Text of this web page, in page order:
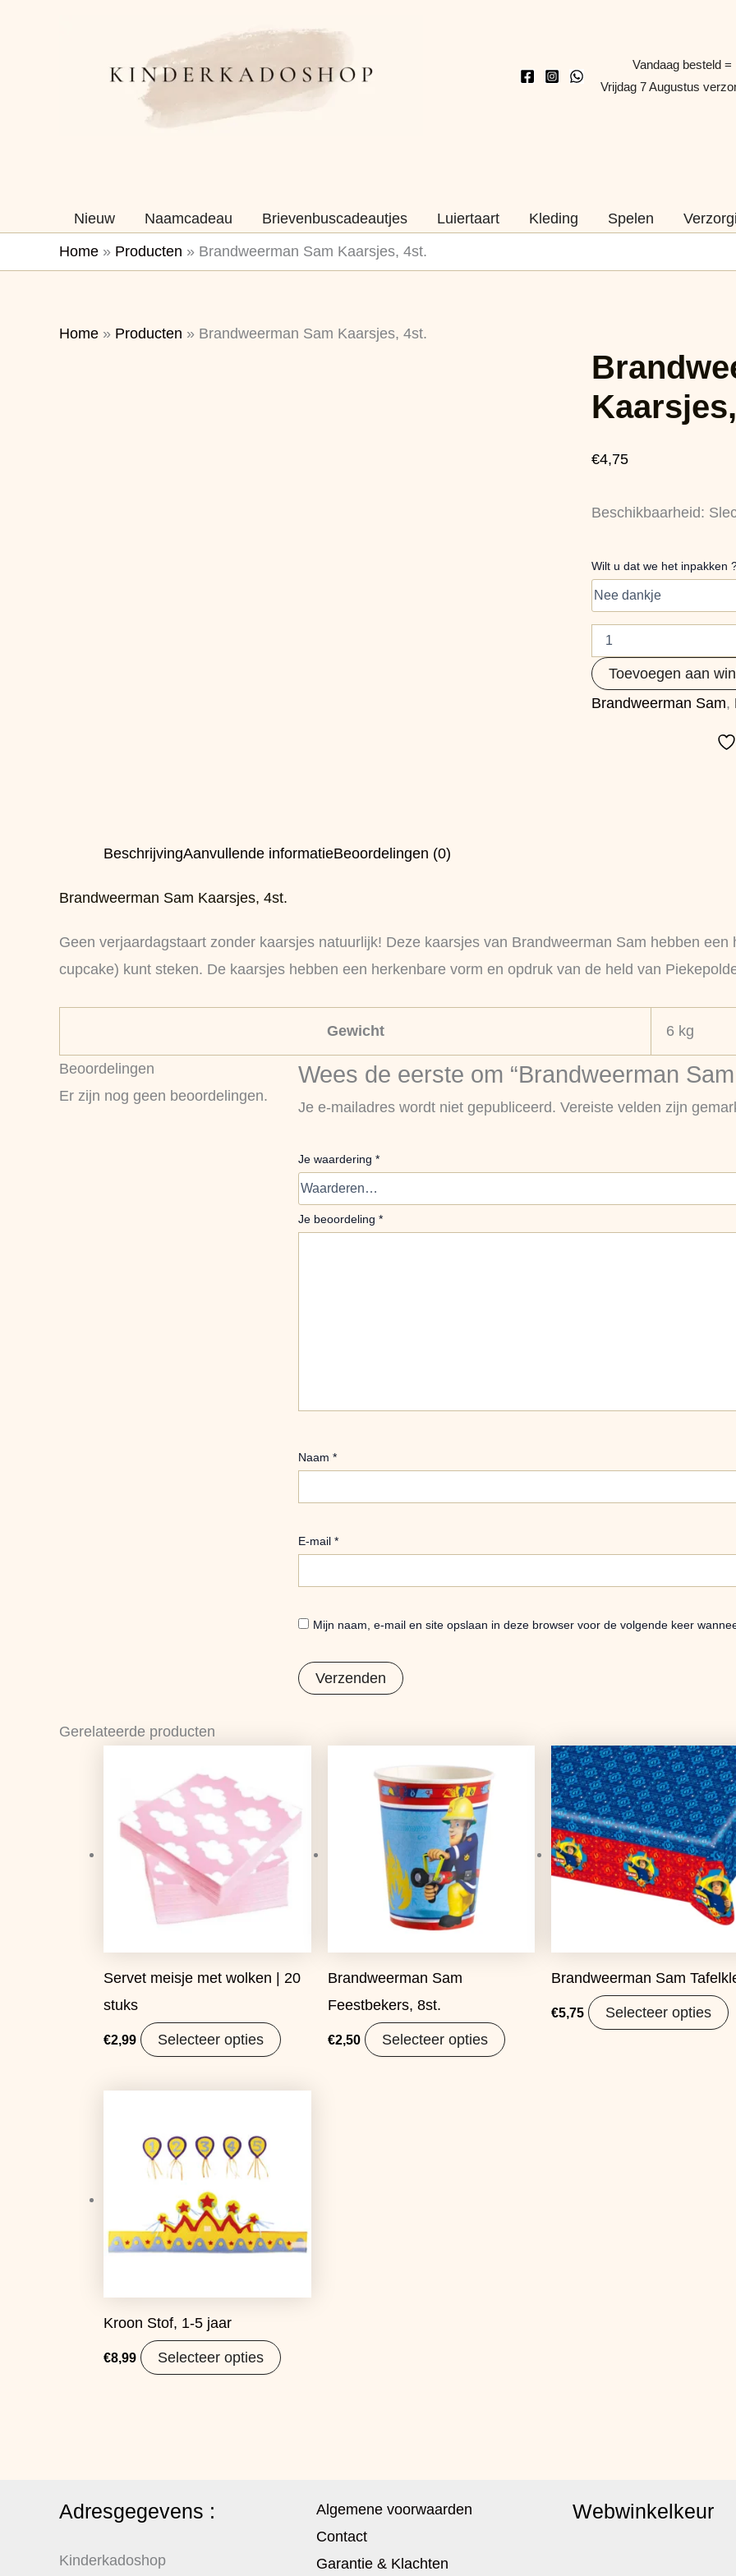
Vandaag besteld =
Vrijdag 7 Augustus
Nieuw Naamcadeau Brievenbuscadeautjes Luiertaart Kleding Spelen
Home » Producten » Brandweerman Sam Kaarsjes, 4st.
Home » Producten » Brandweerman Sam Kaarsjes, 4st.
€4,75
Beschikbaarheid:
Wilt u dat we het inpakken
Kaarsjes,
4st.
aantal
Toevoegen aan
Brandweerman Sam,
BeschrijvingAanvullende informatieBeoordelingen (0)
Brandweerman Sam Kaarsjes, 4st.
Geen verjaardagstaart zonder kaarsjes natuurlijk! Deze kaarsjes van Brandweerman Sam hebben
cupcake) kunt steken. De kaarsjes hebben een herkenbare vorm en opdruk van de held van
Gewicht 6 kg
Beoordelingen
Er zijn nog geen beoordelingen.
Wees de eerste om “Brandweerman
Je e-mailadres wordt niet gepubliceerd. Vereiste velden zijn
Je waardering *
Je beoordeling *
Naam *
E-mail *
Mijn naam, e-mail en site opslaan in deze browser voor de volgende keer
Gerelateerde producten
Servet meisje met wolken | 20
stuks
€2,99 Selecteer opties
Brandweerman Sam
Feestbekers, 8st.
€2,50 Selecteer opties
Brandweerman Sam
€5,75 Selecteer opties
Kroon Stof, 1-5 jaar
€8,99 Selecteer opties
Adresgegevens :
Kinderkadoshop
Algemene voorwaarden
Contact
Garantie & Klachten
Webwinkelkeur